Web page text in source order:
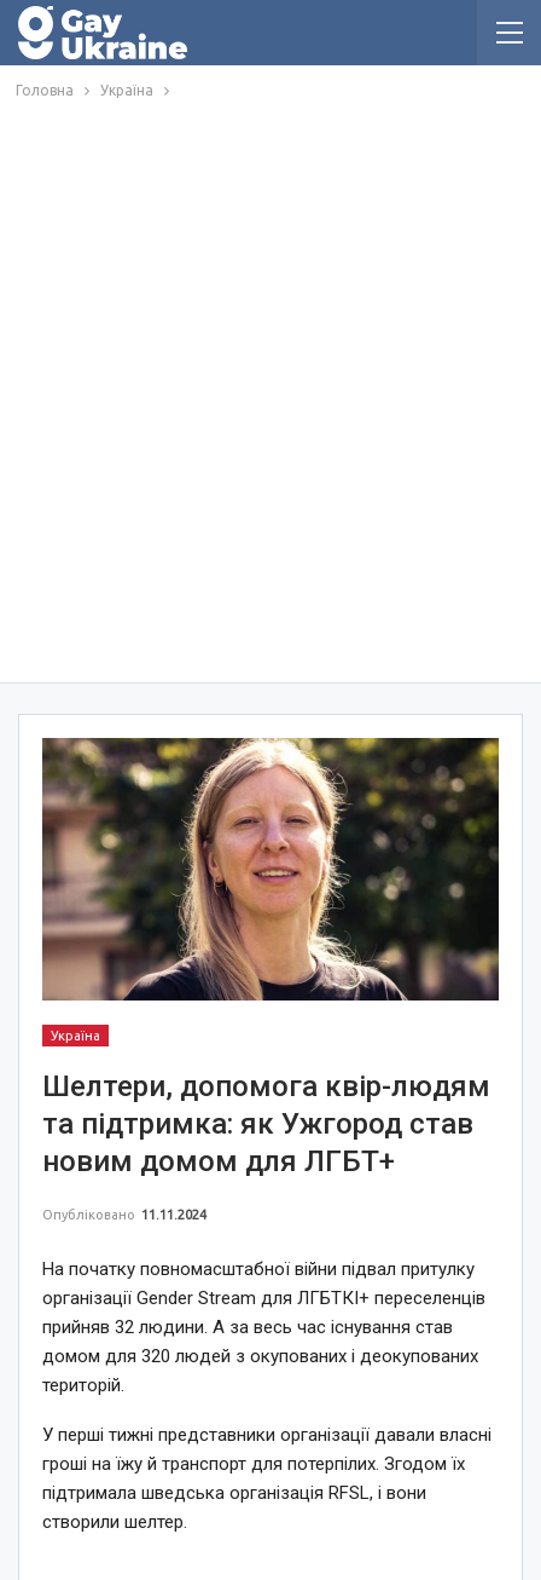
Головна Україна
Україна
Шелтери, допомога квір-людям
та підтримка: як Ужгород став
новим домом для ЛГБТ+
Опубліковано 11.11.2024
На початку повномасштабної війни підвал притулку
організації Gender Stream для ЛГБТКІ+ переселенців
прийняв 32 людини. А за весь час існування став
домом для 320 людей з окупованих і деокупованих
територій.
У перші тижні представники організації давали власні
гроші на їжу й транспорт для потерпілих. Згодом їх
підтримала шведська організація RFSL, і вони
створили шелтер.